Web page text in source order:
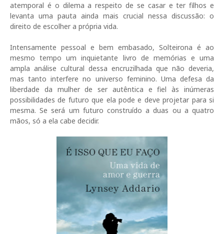
atemporal é o dilema a respeito de se casar e ter filhos e
levanta uma pauta ainda mais crucial nessa discussão: o
direito de escolher a própria vida.
Intensamente pessoal e bem embasado, Solteirona é ao
mesmo tempo um inquietante livro de memórias e uma
ampla análise cultural dessa encruzilhada que não deveria,
mas tanto interfere no universo feminino. Uma defesa da
liberdade da mulher de ser autêntica e fiel às inúmeras
possibilidades de futuro que ela pode e deve projetar para si
mesma. Se será um futuro construído a duas ou a quatro
mãos, só a ela cabe decidir.